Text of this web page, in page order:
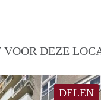
DEZE
DELEN